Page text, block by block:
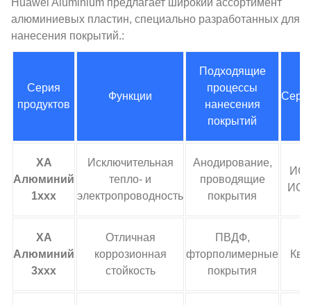
алюминиевых пластин, специально разработанных для
нанесения покрытий.:
Серия
продуктов
Функции
Подходящие
процессы
нанесения
покрытий
ХА
Алюминий
1xxx
Исключительная
тепло- и
электропроводность
Анодирование,
проводящие
покрытия
ХА
Алюминий
3xxx
Отличная
коррозионная
стойкость
ПВДФ,
фторполимерные
покрытия